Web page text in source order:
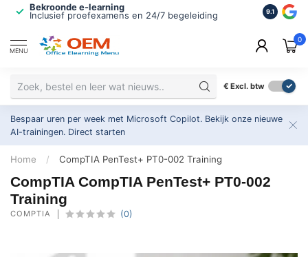
Bekroonde e-learning
Inclusief proefexamens en 24/7 begeleiding
ISO
2.500+
9.1
MENU
0
€ Excl. btw
Bespaar uren per week met Microsoft Copilot. Bekijk onze nieuwe
AI-trainingen. Direct starten
Home / CompTIA PenTest+ PT0-002 Training
CompTIA CompTIA PenTest+ PT0-002
Training
COMPTIA (0)